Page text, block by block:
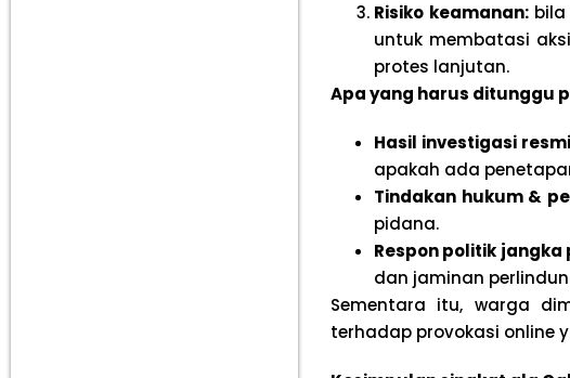
Risiko keamanan:bila
untuk membatasi
protes lanjutan.
Apa yang harus ditunggu
Hasil investigasi
apakah ada
Tindakan hukum &
pidana.
Respon politik jangka
dan jaminan
Sementara itu, warga
terhadap provokasi online